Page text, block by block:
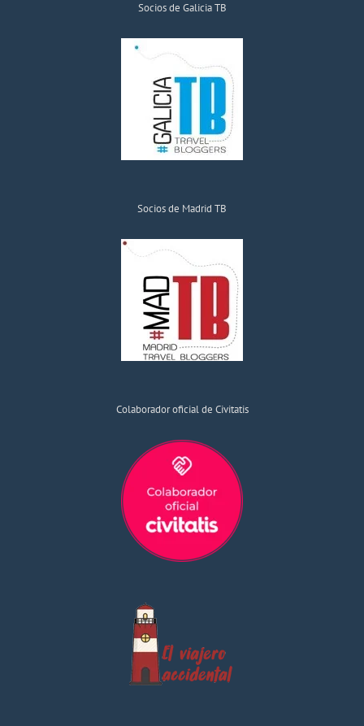
Socios de Galicia TB
Socios de Madrid TB
Colaborador oficial de Civitatis